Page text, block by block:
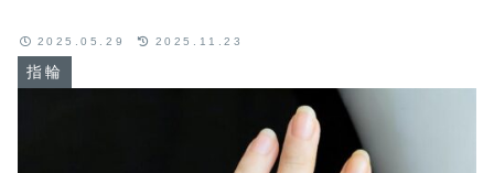
指輪
2025.05.29 2025.11.23